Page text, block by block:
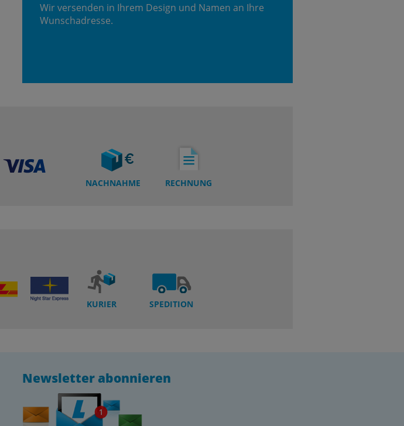
Wir versenden in Ihrem Design und Namen an Ihre
Wunschadresse.
NACHNAHME RECHNUNG
KURIER SPEDITION
Newsletter abonnieren